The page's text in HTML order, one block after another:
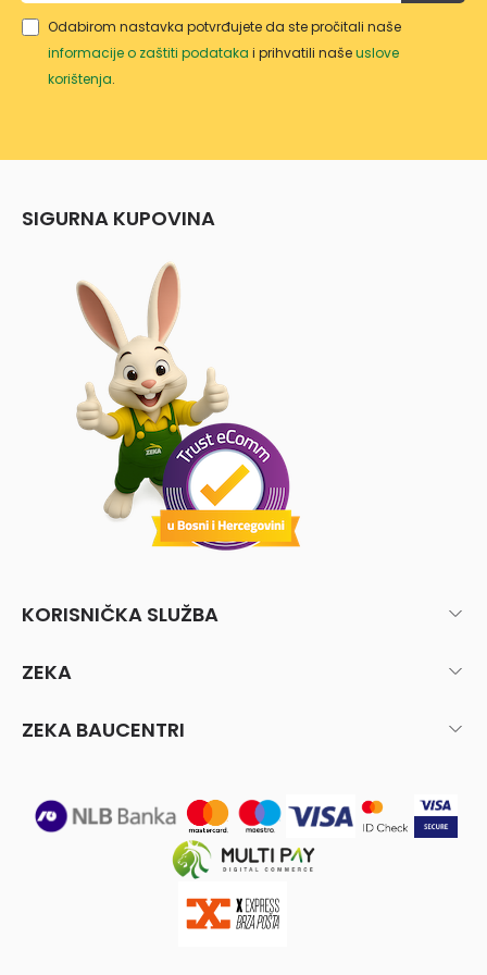
Odabirom nastavka potvrđujete da ste pročitali naše
informacije o zaštiti podataka i prihvatili našeuslove
korištenja.
SIGURNA KUPOVINA
KORISNIČKA SLUŽBA
ZEKA
ZEKA BAUCENTRI